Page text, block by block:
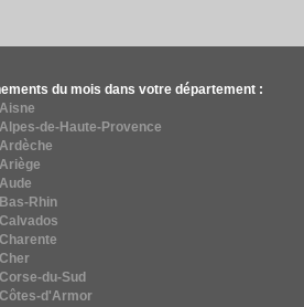
du mois dans votre département :
Aisne
Alpes-de-Haute-Provence
Ardèche
Ariège
Aude
Bas-Rhin
Calvados
Charente
Cher
Corse-du-Sud
Côtes-d'Armor